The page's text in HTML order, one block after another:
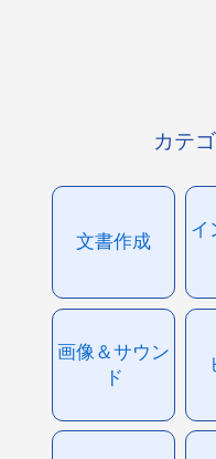
カテ
文書作成
イ
画像＆サウン
ド